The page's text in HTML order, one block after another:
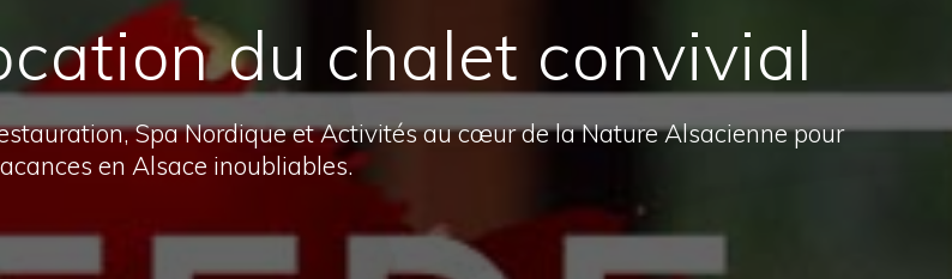
du chalet convivial
Spa Nordique et Activités au cœur de la Nature Alsacienne pour
en Alsace inoubliables.